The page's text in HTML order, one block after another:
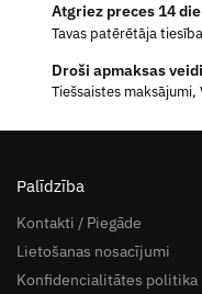
Atgriez preces 14
Tavas patērētāja
Droši apmaksas veidi
Tiešsaistes
Palīdzība
Kontakti / Piegāde
Lietošanas nosacījumi
Konfidencialitātes politika